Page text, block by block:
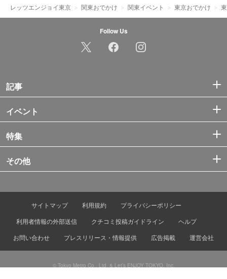
レッツエンジョイ東京 関東おでかけ 関東イベント 東京おでかけ
Follow Us
記事
イベント
特集
その他
サイトマップ 利用規約
プライバシーポリシー
利用者情報の外部送信
クチコミ投稿ガイドライン
ヘルプ
お問い合わせ
プレスリリース・情報提供 広告掲載 運営会社
© Tokyo Metro Co., Ltd. & Let’s ENJOY TOKYO, Inc.